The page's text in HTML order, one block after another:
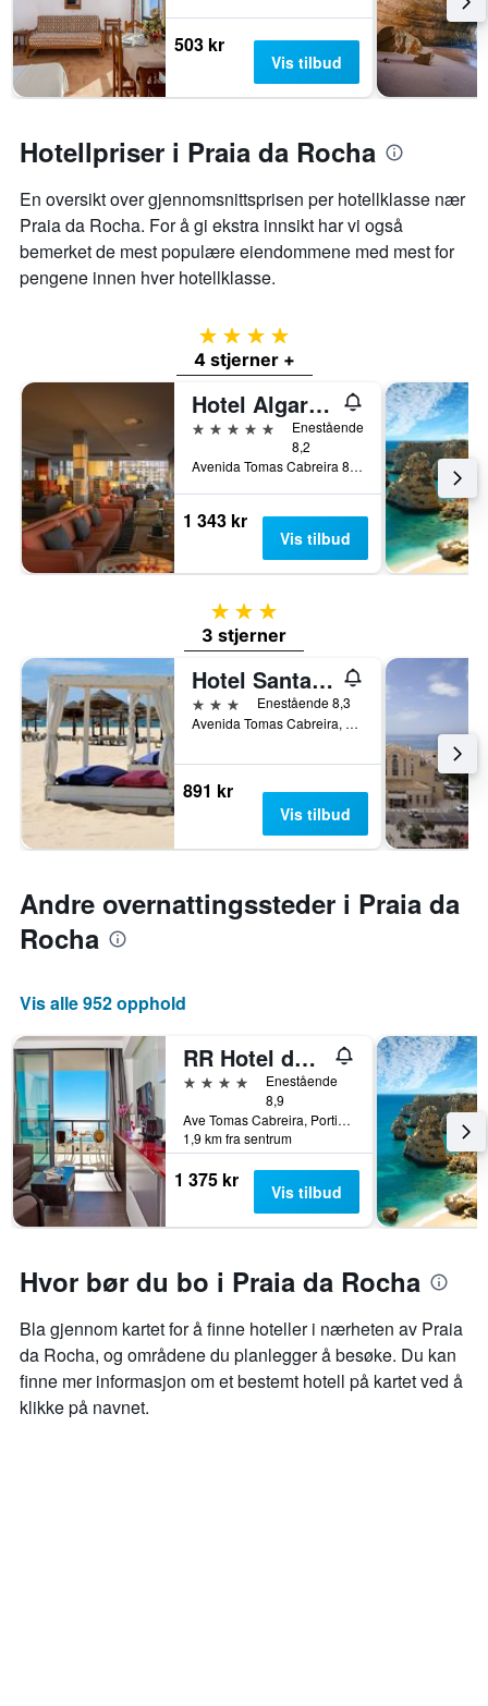
503 kr
Vis tilbud
Hotellpriser i Praia da Rocha
En oversikt over gjennomsnittsprisen per hotellklasse nær
Praia da Rocha. For å gi ekstra innsikt har vi også
bemerket de mest populære eiendommene med mest for
pengene innen hver hotellklasse.
4 stjerner
4 stjerner +
Hotel Algarve Casino
5 stjerner
Enestående
8,2
Avenida Tomas Cabreira 8500-802 Praia da Rocha, Portimão, Faro, Portugal
1 343 kr
Vis tilbud
3 stjerner
3 stjerner
Hotel Santa Catarina Algarve
3 stjernerEnestående 8,3
Avenida Tomas Cabreira, Portimão, Faro, Portugal
891 kr
Vis tilbud
Andre overnattingssteder i Praia da
Rocha
Vis alle 952 opphold
RR Hotel da Rocha
4 stjerner
Enestående
8,9
Ave Tomas Cabreira, Portimão, Faro, Portugal
1,9 km fra sentrum
1 375 kr Vis tilbud
Hvor bør du bo i Praia da Rocha
Bla gjennom kartet for å finne hoteller i nærheten av Praia
da Rocha, og områdene du planlegger å besøke. Du kan
finne mer informasjon om et bestemt hotell på kartet ved å
klikke på navnet.